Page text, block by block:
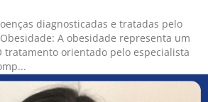
diagnosticadas e tratadas pelo
A obesidade representa um
tratamento orientado pelo especialista